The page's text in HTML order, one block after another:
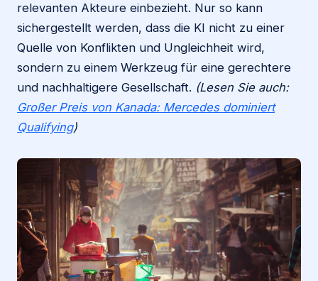
relevanten Akteure einbezieht. Nur so kann
sichergestellt werden, dass die KI nicht zu einer
Quelle von Konflikten und Ungleichheit wird,
sondern zu einem Werkzeug für eine gerechtere
und nachhaltigere Gesellschaft. (Lesen Sie auch:
Großer Preis von Kanada: Mercedes dominiert
Qualifying)